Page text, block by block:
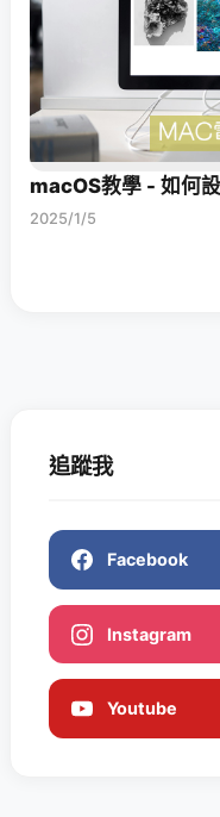
macOS教學 - 如何
2025/1/5
追蹤我
Facebook
Instagram
Youtube